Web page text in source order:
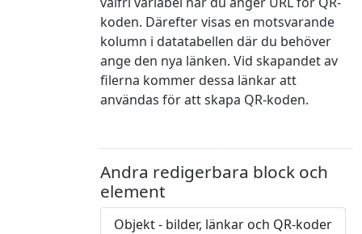
koden. Därefter visas en motsvarande
kolumn i datatabellen där du behöver
ange den nya länken. Vid skapandet av
filerna kommer dessa länkar att
användas för att skapa QR-koden.
Andra redigerbara block och
element
Objekt - bilder, länkar och QR-koder